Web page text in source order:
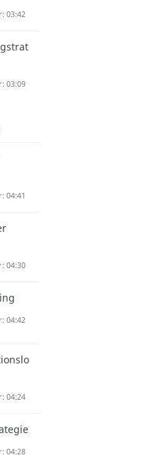
03:42
03:09
04:41
04:30
04:42
04:24
04:28